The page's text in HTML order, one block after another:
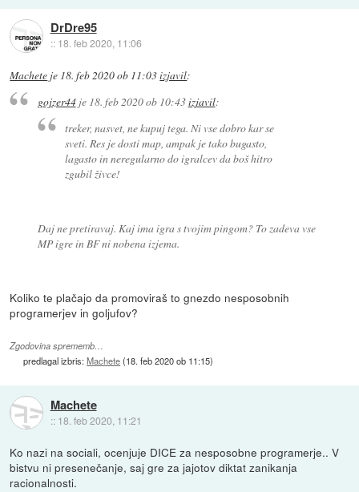
DrDre95
:: 18. feb 2020, 11:06
Machete je 18. feb 2020 ob 11:03izjavil:
gojzer44je 18. feb 2020 ob 10:43izjavil:
treker, nasvet, ne kupuj tega. Ni vse dobro kar se
sveti. Res je dosti map, ampak je tako bugasto,
lagasto in neregularno do igralcev da boš hitro
zgubil živce!
Daj ne pretiravaj. Kaj ima igra s tvojim pingom? To zadeva vse
MP igre in BF ni nobena izjema.
Koliko te plačajo da promoviraš to gnezdo nesposobnih
programerjev in goljufov?
Zgodovina sprememb…
predlagal izbris:Machete(18. feb 2020 ob 11:15)
Machete
:: 18. feb 2020, 11:21
Ko nazi na sociali, ocenjuje DICE za nesposobne programerje.. V
bistvu ni presenečanje, saj gre za jajotov diktat zanikanja
racionalnosti.